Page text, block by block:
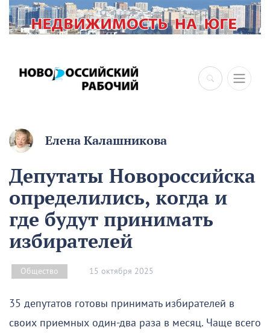
×
Елена Калашникова
Депутаты Новороссийска
определились, когда и
где будут принимать
избирателей
Общество 15 октября 2025
35 депутатов готовы принимать избирателей в
своих приемных один-два раза в месяц. Чаще всего